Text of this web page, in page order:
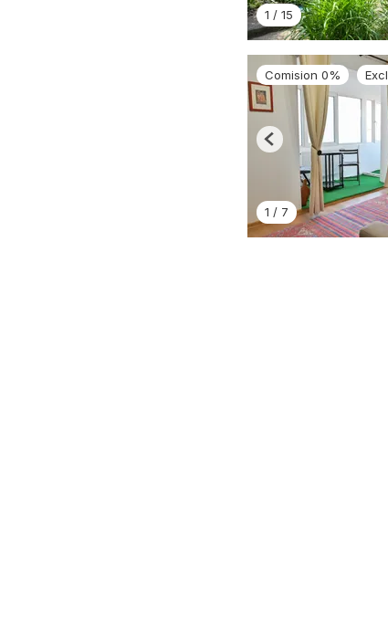
1 /15
Comision 0%
1 / 7
Previous